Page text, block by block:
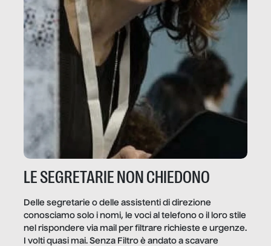
LE SEGRETARIE NON CHIEDONO
Delle segretarie o delle assistenti di direzione
conosciamo solo i nomi, le voci al telefono o il loro stile
nel rispondere via mail per filtrare richieste e urgenze.
I volti quasi mai. Senza Filtro è andato a scavare